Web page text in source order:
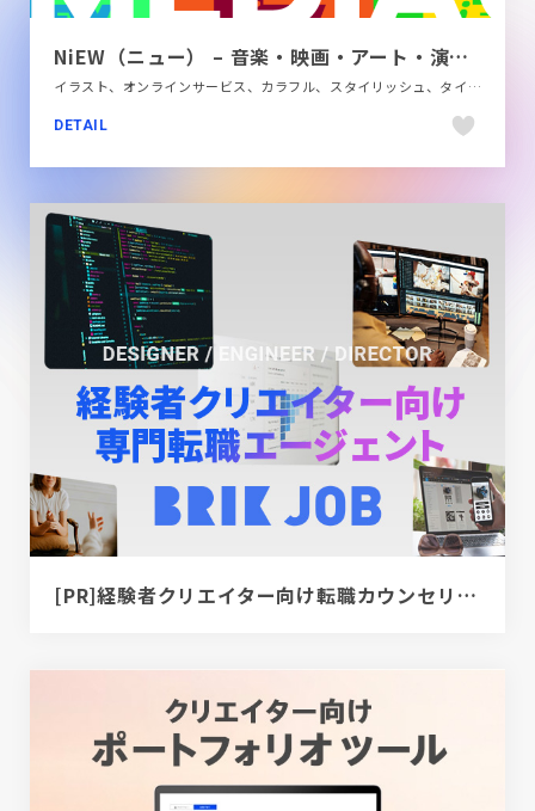
NiEW（ニュー） – 音楽・映画・アート・演劇・ファッションなどのカルチャーメディア
イラスト、オンラインサービス、カラフル、スタイリッシュ、タイポグラフィー、ダイナミック、デザイン・アート・音楽・文芸、ポップ、メディアサイト、大きめ写真
DETAIL
[PR]経験者クリエイター向け転職カウンセリング｜デザイナー / ディレクター / エンジニア